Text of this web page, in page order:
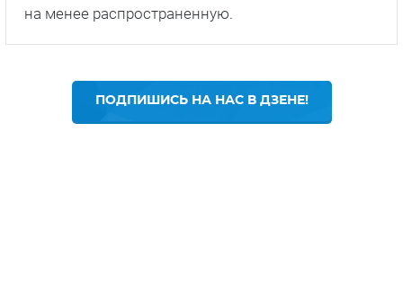
на менее распространенную.
ПОДПИШИСЬ НА НАС В ДЗЕНЕ!